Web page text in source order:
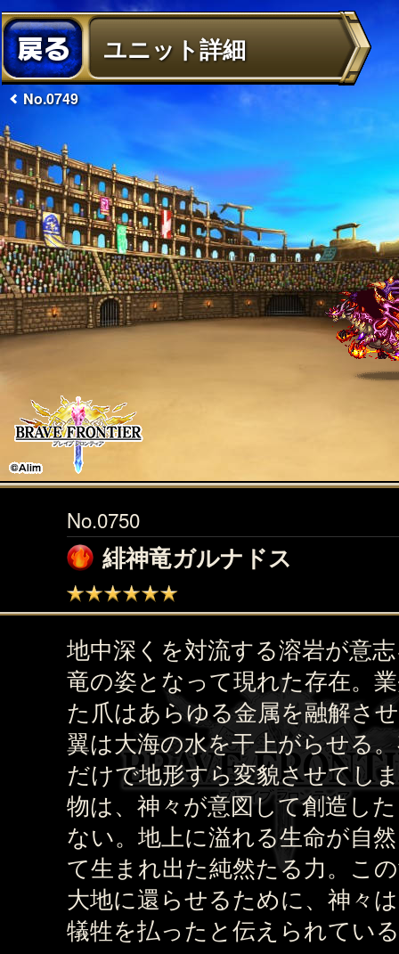
ユニット詳細
No.0749
No.0750
緋神竜ガルナドス
地中深くを対流する溶岩が意
竜の姿となって現れた存在。
た爪はあらゆる金属を融解さ
翼は大海の水を干上がらせる
だけで地形すら変貌させてし
物は、神々が意図して創造し
ない。地上に溢れる生命が自
て生まれ出た純然たる力。こ
大地に還らせるために、神々
犠牲を払ったと伝えられてい